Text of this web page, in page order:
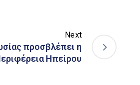
Next
προσβλέπει η
Ηπείρου